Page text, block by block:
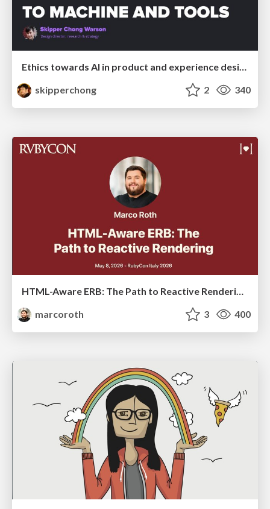
skipperchong
2 340
HTML-Aware ERB: The Path to Reactive Rendering @ RubyCon 2026, Rimini, Italy
marcoroth
3 400